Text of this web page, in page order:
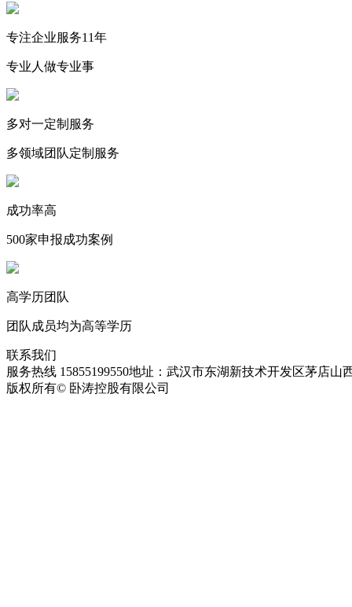
专注企业服务11年
专业人做专业事
多对一定制服务
多领域团队定制服务
成功率高
500家申报成功案例
高学历团队
团队成员均为高等学历
联系我们
服务热线 15855199550地址：武汉市东湖新技术开发区茅店山
版权所有© 卧涛控股有限公司